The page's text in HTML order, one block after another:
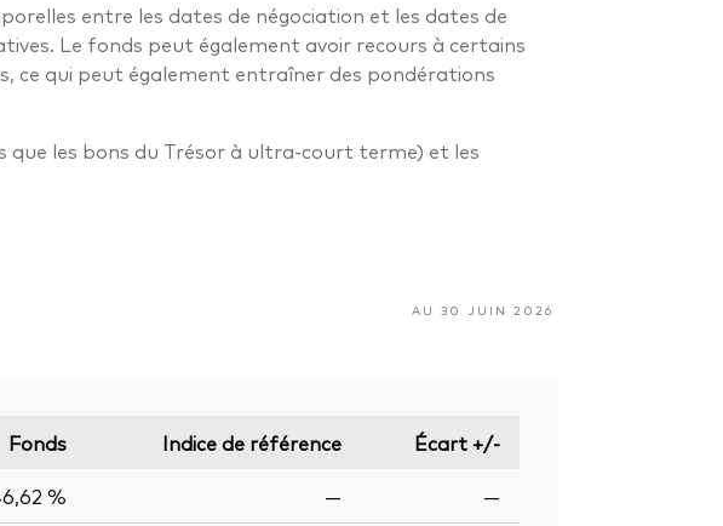
entre les dates de négociation et les dates de
Le fonds peut également avoir recours à certains
ce qui peut également entraîner des pondérations
que les bons du Trésor à ultra-court terme) et les
AU 30 JUIN 2026
Fonds Indice de référence
Écart +/-
% — —